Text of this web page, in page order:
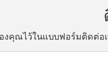
งคุณไว้ในแบบฟอร์มติดต่